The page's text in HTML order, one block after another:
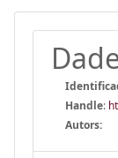
Handle:
Autors: